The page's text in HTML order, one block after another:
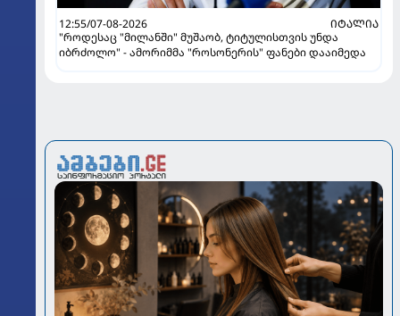
12:55/07-08-2026
ᲘᲢᲐᲚᲘᲐ
"როდესაც "მილანში" მუშაობ, ტიტულისთვის უნდა
იბრძოლო" - ამორიმმა "როსონერის" ფანები დააიმედა